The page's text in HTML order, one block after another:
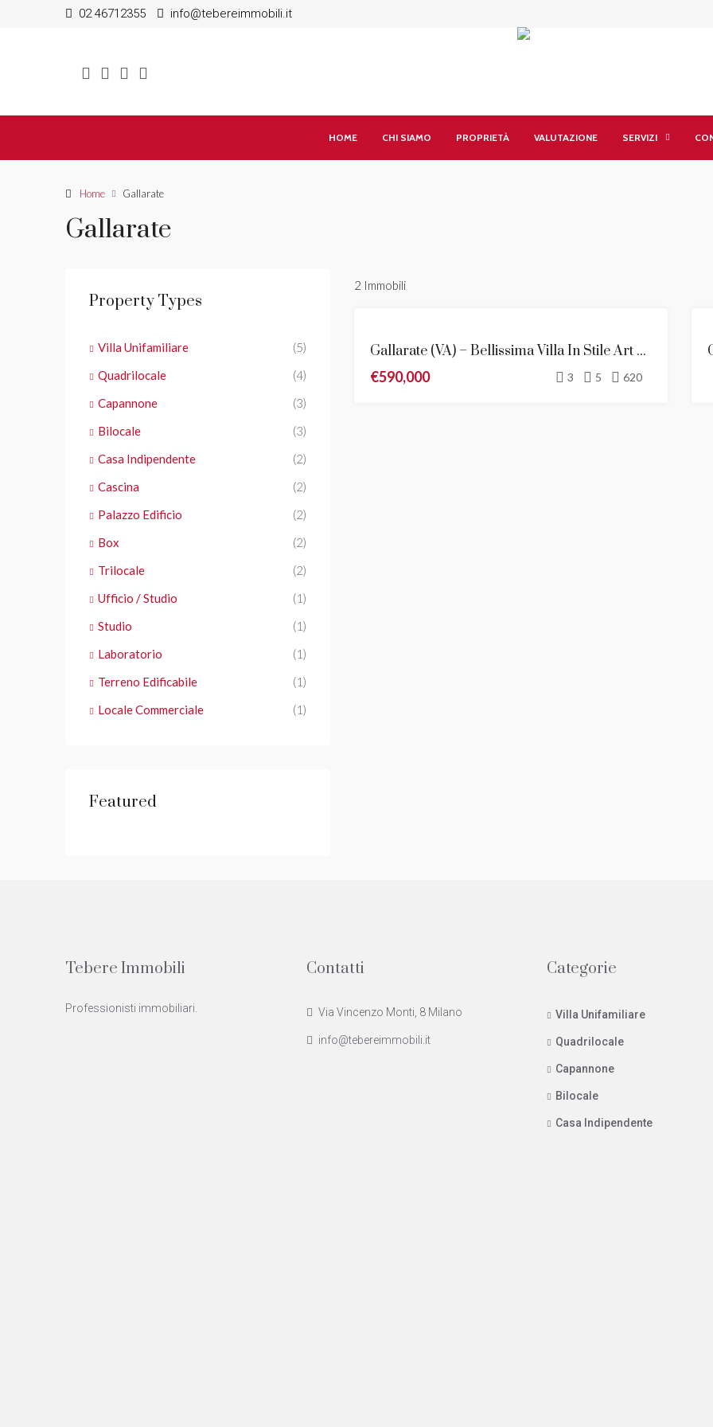
02 46712355 info@tebereimmobili.it
HOME CHI SIAMO PROPRIETÀ VALUTAZIONE SERVIZI
Home Gallarate
Gallarate
2 Immobili
NOVITÀ
Gallarate (VA) – Bellissima Villa In Stile Art Déco In Vendita
€590,000
3 5 620
Property Types
Villa Unifamiliare
(5)
Quadrilocale
(4)
Capannone
(3)
Bilocale
(3)
Casa Indipendente
(2)
Cascina
(2)
Palazzo Edificio
(2)
Box
(2)
Trilocale
(2)
Ufficio / Studio
(1)
Studio
(1)
Laboratorio
(1)
Terreno Edificabile
(1)
Locale Commerciale
(1)
Featured
Tebere Immobili
Professionisti immobiliari.
Contatti
Via Vincenzo Monti, 8 Milano
info@tebereimmobili.it
Categorie
Villa Unifamiliare
Quadrilocale
Capannone
Bilocale
Casa Indipendente